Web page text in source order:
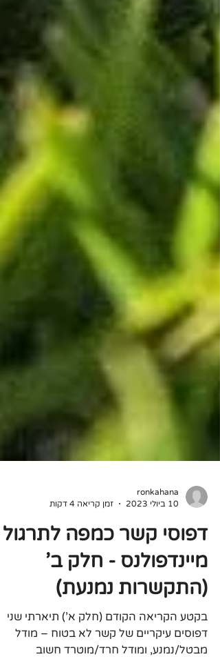
ronkahana
10 ביולי 2023
זמן קריאה 4 דקות
דפוסי קשר כמפה לתרגול
מיינדפולנס - חלק ב'
(התקשרות נמנעת)
בקטע הקריאה הקודם (חלק א') תיארתי שני